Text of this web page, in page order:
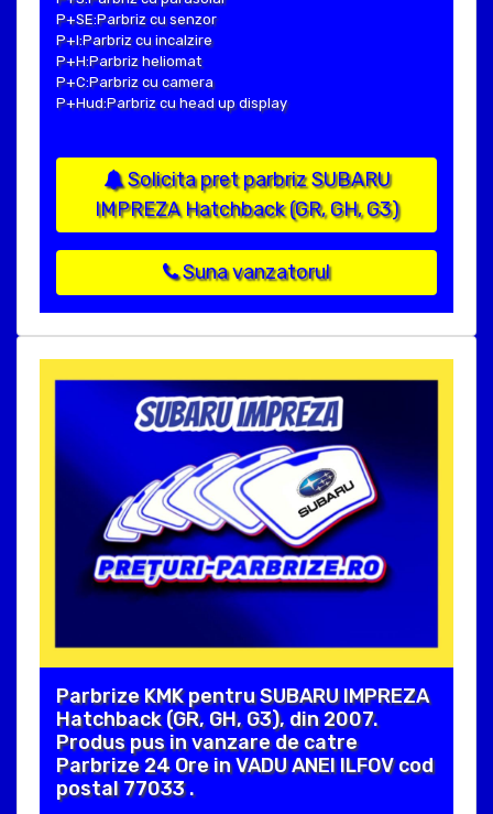
P+SE:Parbriz cu senzor
P+I:Parbriz cu incalzire
P+H:Parbriz heliomat
P+C:Parbriz cu camera
P+Hud:Parbriz cu head up display
Solicita pret parbriz SUBARU
IMPREZA Hatchback (GR, GH, G3)
Suna vanzatorul
Parbrize KMK pentru SUBARU IMPREZA
Hatchback (GR, GH, G3), din 2007.
Produs pus in vanzare de catre
Parbrize 24 Ore in VADU ANEI ILFOV cod
postal 77033 .